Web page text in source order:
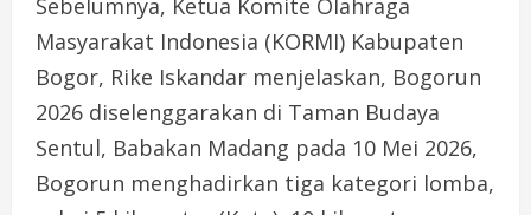
Sebelumnya, Ketua Komite Olahraga
Masyarakat Indonesia (KORMI) Kabupaten
Bogor, Rike Iskandar menjelaskan, Bogorun
2026 diselenggarakan di Taman Budaya
Sentul, Babakan Madang pada 10 Mei 2026,
Bogorun menghadirkan tiga kategori lomba,